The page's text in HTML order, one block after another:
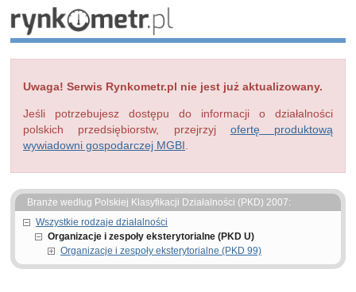
Uwaga! Serwis Rynkometr.pl nie jest już aktualizowany.
Jeśli potrzebujesz dostępu do informacji o działalności
polskich przedsiębiorstw, przejrzyj ofertę produktową
wywiadowni gospodarczej MGBI
Branże według Polskiej Klasyfikacji Działalności (PKD) 2007:
Wszystkie rodzaje działalności
Organizacje i zespoły eksterytorialne (PKD U)
Organizacje i zespoły eksterytorialne (PKD 99)